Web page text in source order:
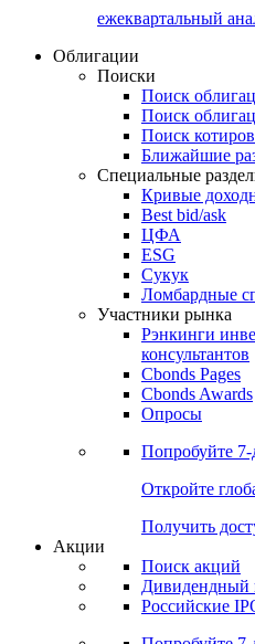
ежеквартальный
Облигации
Поиски
Поиск
Поиск
Поиск
Ближайшие
Специальные
Кривые
Best bid/ask
ЦФА
ESG
Сукук
Ломбардные
Участники рынка
Рэнкинги
консультантов
Cbonds Pages
Cbonds Awards
Опросы
Попробуйте
Откройте
Получить
Акции
Поиск акций
Дивидендный
Российские